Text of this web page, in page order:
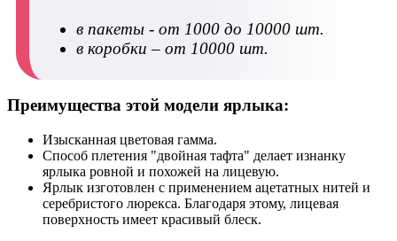
в пакеты- от 1000 до 10000 шт.
в коробки – от 10000 шт.
Преимущества этой модели ярлыка:
Изысканная цветовая гамма.
Способ плетения "двойная тафта" делает изнанку
ярлыка ровной и похожей на лицевую.
Ярлык изготовлен с применением ацетатных нитей и
серебристого люрекса. Благодаря этому, лицевая
поверхность имеет красивый блеск.